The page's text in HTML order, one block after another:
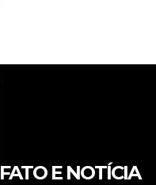
FATO E NOTÍCIA